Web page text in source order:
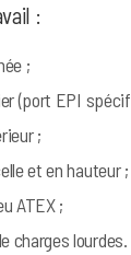
:
;
(port EPI
;
et en hauteur ;
ATEX ;
charges lourdes.